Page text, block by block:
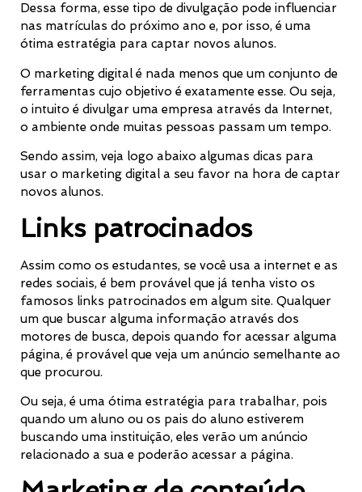
Dessa forma, esse tipo de divulgação pode influenciar
nas matrículas do próximo ano e, por isso, é uma
ótima estratégia para captar novos alunos.
O marketing digital é nada menos que um conjunto de
ferramentas cujo objetivo é exatamente esse. Ou seja,
o intuito é divulgar uma empresa através da Internet,
o ambiente onde muitas pessoas passam um tempo.
Sendo assim, veja logo abaixo algumas dicas para
usar o marketing digital a seu favor na hora de captar
novos alunos.
Links patrocinados
Assim como os estudantes, se você usa a internet e as
redes sociais, é bem provável que já tenha visto os
famosos links patrocinados em algum site. Qualquer
um que buscar alguma informação através dos
motores de busca, depois quando for acessar alguma
página, é provável que veja um anúncio semelhante ao
que procurou.
Ou seja, é uma ótima estratégia para trabalhar, pois
quando um aluno ou os pais do aluno estiverem
buscando uma instituição, eles verão um anúncio
relacionado a sua e poderão acessar a página.